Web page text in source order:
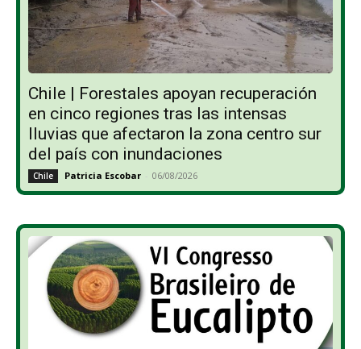
Chile | Forestales apoyan recuperación
en cinco regiones tras las intensas
lluvias que afectaron la zona centro sur
del país con inundaciones
Chile Patricia Escobar - 06/08/2026